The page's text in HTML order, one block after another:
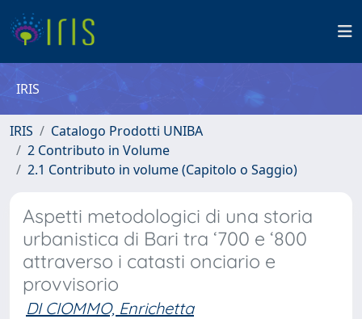
IRIS
IRIS
Catalogo Prodotti UNIBA
2 Contributo in Volume
2.1 Contributo in volume (Capitolo o Saggio)
Aspetti metodologici di una storia
urbanistica di Bari tra ‘700 e ‘800
attraverso i catasti onciario e
provvisorio
DI CIOMMO, Enrichetta